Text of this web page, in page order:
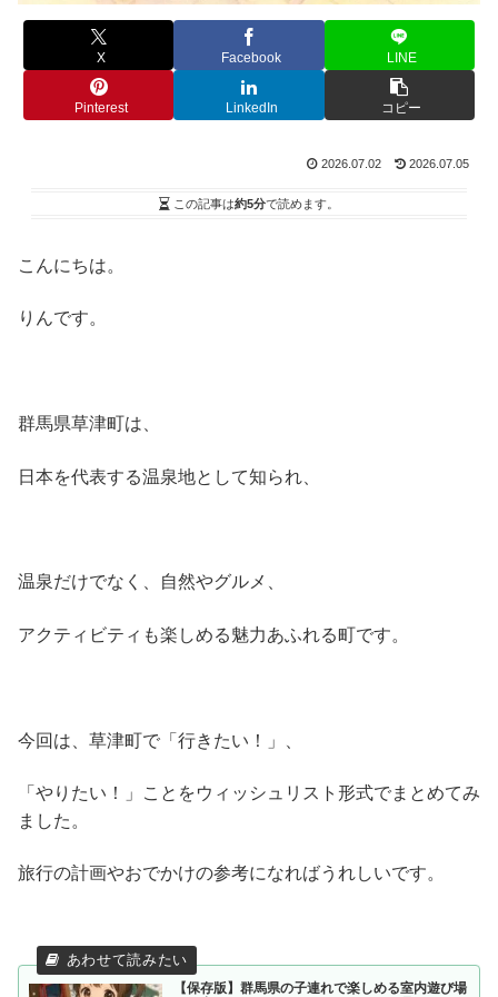
X Facebook LINE
Pinterest LinkedIn コピー
2026.07.02 2026.07.05
この記事は約5分で読めます。
こんにちは。
りんです。
群馬県草津町は、
日本を代表する温泉地として知られ、
温泉だけでなく、自然やグルメ、
アクティビティも楽しめる魅力あふれる町です。
今回は、草津町で「行きたい！」、
「やりたい！」ことをウィッシュリスト形式でまとめてみ
ました。
旅行の計画やおでかけの参考になればうれしいです。
【保存版】群馬県の子連れで楽しめる室内遊び場